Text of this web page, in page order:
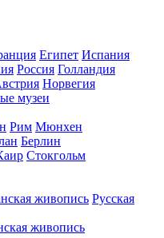
Египет Испания
Россия Голландия
Норвегия
музеи
Рим Мюнхен
Берлин
Стокгольм
живопись Русская
живопись